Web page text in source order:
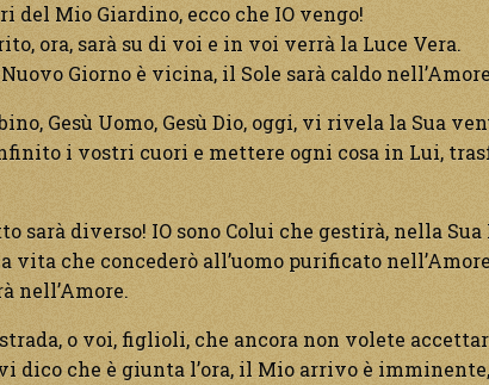
del Mio Giardino, ecco che IO vengo!
ora, sarà su di voi e in voi verrà la Luce Vera.
Nuovo Giorno è vicina, il Sole sarà caldo
Gesù Uomo, Gesù Dio, oggi, vi rivela la Sua
i vostri cuori e mettere ogni cosa in Lui,
sarà diverso! IO sono Colui che gestirà, nella
vita che concederò all’uomo purificato
nell’Amore.
o voi, figlioli, che ancora non volete
dico che è giunta l’ora, il Mio arrivo è